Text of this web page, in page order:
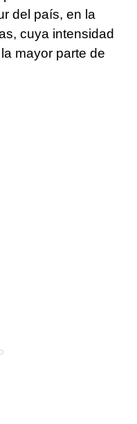
del país, en la
cuya intensidad
mayor parte de